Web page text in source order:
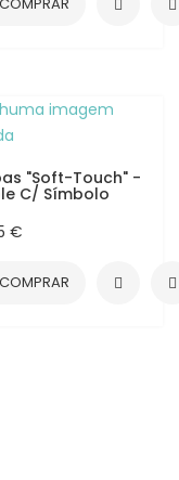
"Soft-Touch" -
C/ Símbolo
€